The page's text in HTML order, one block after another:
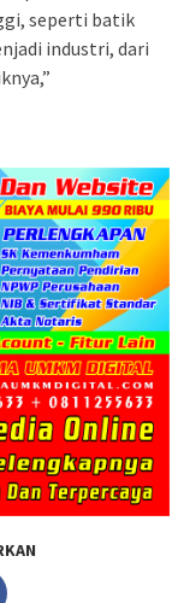
seperti batik
industri, dari